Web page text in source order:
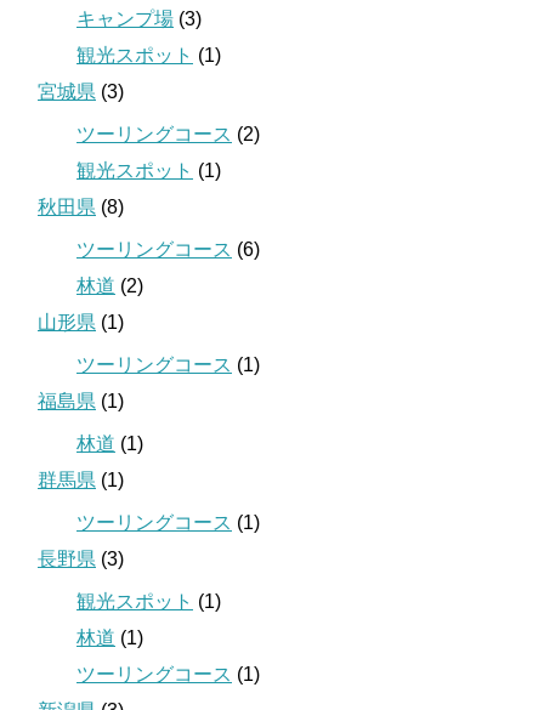
キャンプ場 (3)
観光スポット (1)
宮城県 (3)
ツーリングコース (2)
観光スポット (1)
秋田県 (8)
ツーリングコース (6)
林道 (2)
山形県 (1)
ツーリングコース (1)
福島県 (1)
林道 (1)
群馬県 (1)
ツーリングコース (1)
長野県 (3)
観光スポット (1)
林道 (1)
ツーリングコース (1)